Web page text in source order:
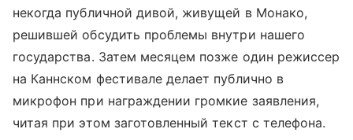
некогда публичной дивой, живущей в Монако,
решившей обсудить проблемы внутри нашего
государства. Затем месяцем позже один режиссер
на Каннском фестивале делает публично в
микрофон при награждении громкие заявления,
читая при этом заготовленный текст с телефона.